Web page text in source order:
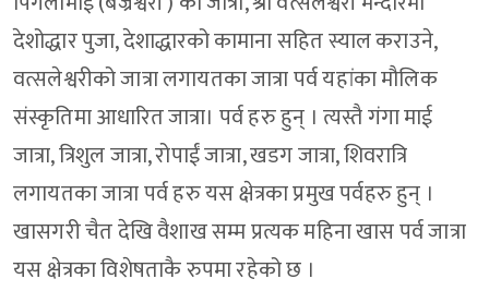
देशोद्धार पुजा, देशाद्धारको कामाना सहित स्याल कराउने,
वत्सलेश्वरीको जात्रा लगायतका जात्रा पर्व यहांका मौलिक
संस्कृतिमा आधारित जात्रा। पर्व हरु हुन् । त्यस्तै गंगा माई
जात्रा, त्रिशुल जात्रा, रोपाईं जात्रा, खडग जात्रा, शिवरात्रि
लगायतका जात्रा पर्व हरु यस क्षेत्रका प्रमुख पर्वहरु हुन् ।
खासगरी चैत देखि वैशाख सम्म प्रत्यक महिना खास पर्व जात्रा
यस क्षेत्रका विशेषताकै रुपमा रहेको छ ।